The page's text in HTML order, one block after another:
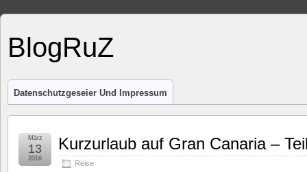
BlogRuZ
Datenschutzgeseier Und Impressum
Kurzurlaub auf Gran Canaria –
Reise
März
13
2016